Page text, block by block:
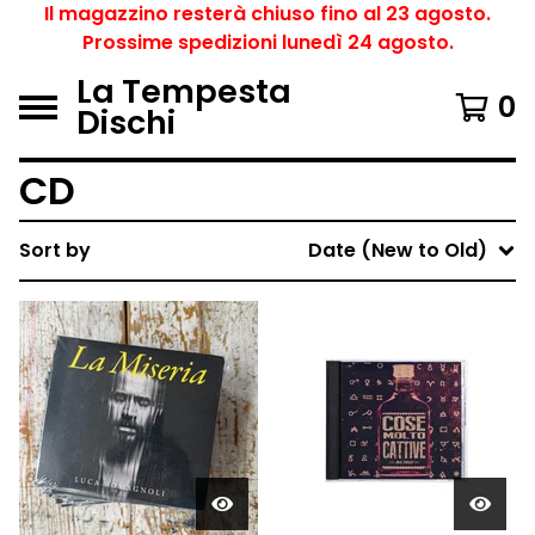
Il magazzino resterà chiuso fino al 23 agosto.
Prossime spedizioni lunedì 24 agosto.
La Tempesta
Dischi 0
CD
Sort by Date (New to Old)